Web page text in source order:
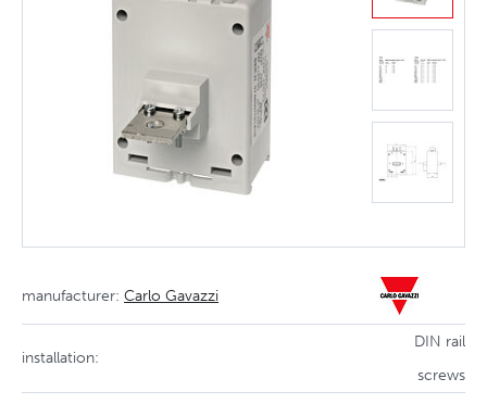
manufacturer: Carlo Gavazzi
installation:
DIN rail
screws